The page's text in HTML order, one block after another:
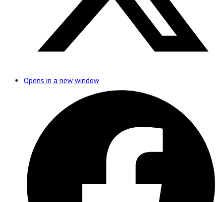
Opens in a new window